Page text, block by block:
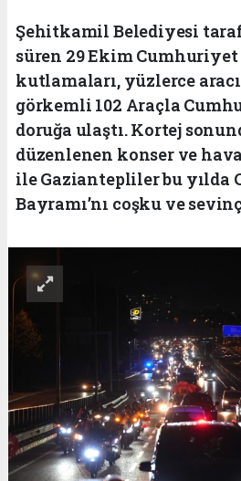
Şehitkamil Belediyesi
süren 29 Ekim Cumhuriyet
kutlamaları, yüzlerce
görkemli 102 Araçla
doruğa ulaştı. Kortej
düzenlenen konser ve
ile Gaziantepliler bu yılda
Bayramı’nı coşku ve